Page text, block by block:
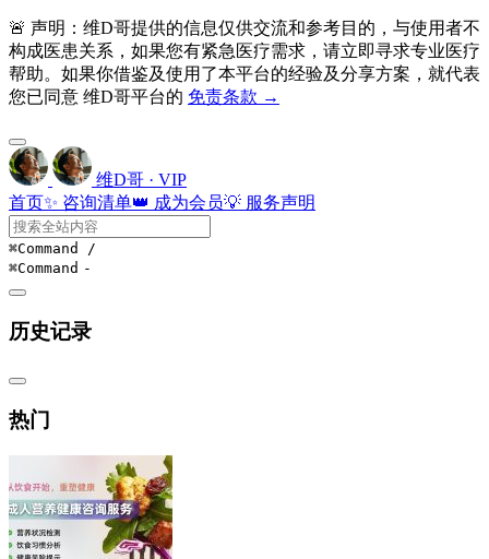
🚨 声明：维D哥提供的信息仅供交流和参考目的，与使用者不
构成医患关系，如果您有紧急医疗需求，请立即寻求专业医疗
帮助。如果你借鉴及使用了本平台的经验及分享方案，就代表
您已同意 维D哥平台的 免责条款 →
维D哥 · VIP
首页✨ 咨询清单👑 成为会员💡 服务声明
⌘Command /
⌘Command -
历史记录
热门